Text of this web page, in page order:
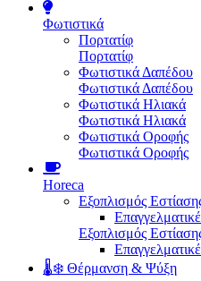
Φωτιστικά
Πορτατίφ
Πορτατίφ
Φωτιστικά Δαπέδου
Φωτιστικά Δαπέδου
Φωτιστικά Ηλιακά
Φωτιστικά Ηλιακά
Φωτιστικά Οροφής
Φωτιστικά Οροφής
Horeca
Εξοπλισμός
Εξοπλισμός
🌡️❄️ Θέρμανση & Ψύξη